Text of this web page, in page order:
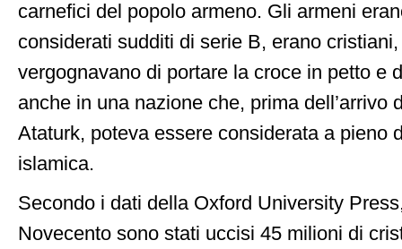
carnefici del popolo armeno. Gli armeni
considerati sudditi di serie B, erano
vergognavano di portare la croce in petto e
anche in una nazione che, prima dell’arrivo
Ataturk, poteva essere considerata a pieno
islamica.
Secondo i dati della Oxford University
Novecento sono stati uccisi 45 milioni di